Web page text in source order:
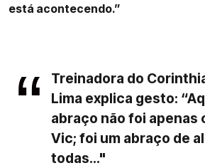
está acontecendo.”
Treinadora do
Lima explica gesto:
abraço não foi apenas
Vic; foi um abraço de
todas..."